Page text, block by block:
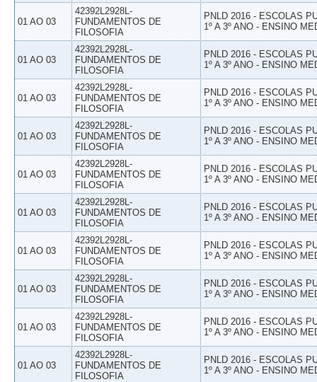
01 AO 03
42392L2928L-
FUNDAMENTOS DE
FILOSOFIA
PNLD 2016 - ESCOLAS
1º A 3º ANO - ENSINO
01 AO 03
42392L2928L-
FUNDAMENTOS DE
FILOSOFIA
PNLD 2016 - ESCOLAS
1º A 3º ANO - ENSINO
01 AO 03
42392L2928L-
FUNDAMENTOS DE
FILOSOFIA
PNLD 2016 - ESCOLAS
1º A 3º ANO - ENSINO
01 AO 03
42392L2928L-
FUNDAMENTOS DE
FILOSOFIA
PNLD 2016 - ESCOLAS
1º A 3º ANO - ENSINO
01 AO 03
42392L2928L-
FUNDAMENTOS DE
FILOSOFIA
PNLD 2016 - ESCOLAS
1º A 3º ANO - ENSINO
01 AO 03
42392L2928L-
FUNDAMENTOS DE
FILOSOFIA
PNLD 2016 - ESCOLAS
1º A 3º ANO - ENSINO
01 AO 03
42392L2928L-
FUNDAMENTOS DE
FILOSOFIA
PNLD 2016 - ESCOLAS
1º A 3º ANO - ENSINO
01 AO 03
42392L2928L-
FUNDAMENTOS DE
FILOSOFIA
PNLD 2016 - ESCOLAS
1º A 3º ANO - ENSINO
01 AO 03
42392L2928L-
FUNDAMENTOS DE
FILOSOFIA
PNLD 2016 - ESCOLAS
1º A 3º ANO - ENSINO
01 AO 03
42392L2928L-
FUNDAMENTOS DE
FILOSOFIA
PNLD 2016 - ESCOLAS
1º A 3º ANO - ENSINO